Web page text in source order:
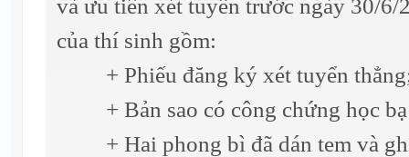
và ưu tiên xét tuyển trước ngày 30/6/
của thí sinh gồm:
+ Phiếu đăng ký xét tuyển
+ Bản sao có công chứng học bạ
+ Hai phong bì đã dán tem và